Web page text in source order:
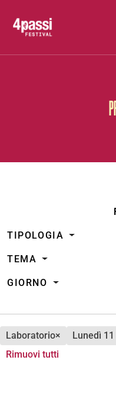
TIPOLOGIA
TEMA
GIORNO
laboratorio× lunedì
Rimuovi tutti